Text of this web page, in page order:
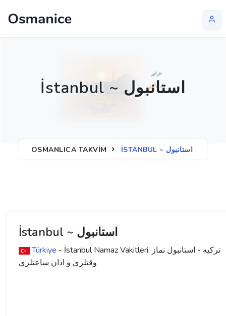
İstanbul ~ استانبول
OSMANLICA TAKVIM İSTANBUL ~ استانبول
İstanbul ~ استانبول
Türkiye - İstanbul Namaz Vakitleri, ترکیه - استانبول نماز
وقتلري و اذان ساعتلري